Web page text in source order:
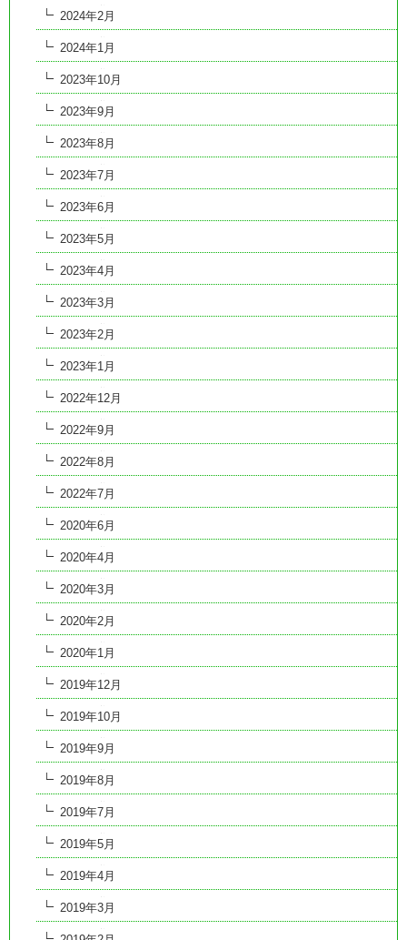
2024年2月
2024年1月
2023年10月
2023年9月
2023年8月
2023年7月
2023年6月
2023年5月
2023年4月
2023年3月
2023年2月
2023年1月
2022年12月
2022年9月
2022年8月
2022年7月
2020年6月
2020年4月
2020年3月
2020年2月
2020年1月
2019年12月
2019年10月
2019年9月
2019年8月
2019年7月
2019年5月
2019年4月
2019年3月